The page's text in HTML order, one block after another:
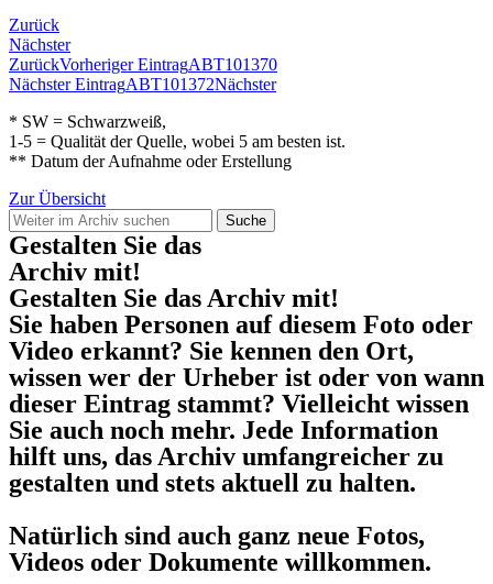
Zurück
Nächster
ZurückVorheriger EintragABT101370
Nächster EintragABT101372Nächster
* SW = Schwarzweiß,
1-5 = Qualität der Quelle, wobei 5 am besten ist.
** Datum der Aufnahme oder Erstellung
Zur Übersicht
Suche
Gestalten Sie das
Archiv mit!
Gestalten Sie das Archiv mit!
Sie haben Personen auf diesem Foto oder
Video erkannt? Sie kennen den Ort,
wissen wer der Urheber ist oder von wann
dieser Eintrag stammt? Vielleicht wissen
Sie auch noch mehr. Jede Information
hilft uns, das Archiv umfangreicher zu
gestalten und stets aktuell zu halten.
Natürlich sind auch ganz neue Fotos,
Videos oder Dokumente willkommen.